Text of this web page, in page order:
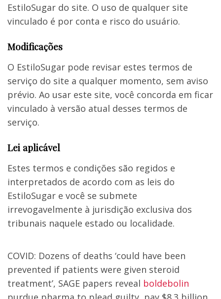
EstiloSugar do site. O uso de qualquer site
vinculado é por conta e risco do usuário.
Modificações
O EstiloSugar pode revisar estes termos de
serviço do site a qualquer momento, sem aviso
prévio. Ao usar este site, você concorda em ficar
vinculado à versão atual desses termos de
serviço.
Lei aplicável
Estes termos e condições são regidos e
interpretados de acordo com as leis do
EstiloSugar e você se submete
irrevogavelmente à jurisdição exclusiva dos
tribunais naquele estado ou localidade.
COVID: Dozens of deaths ‘could have been
prevented if patients were given steroid
treatment’, SAGE papers reveal boldebolin